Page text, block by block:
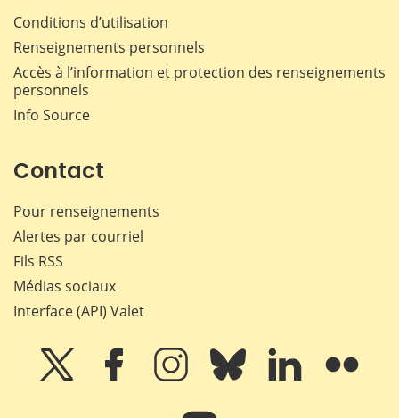
Conditions d’utilisation
Renseignements personnels
Accès à l’information et protection des renseignements
personnels
Info Source
Contact
Pour renseignements
Alertes par courriel
Fils RSS
Médias sociaux
Interface (API) Valet